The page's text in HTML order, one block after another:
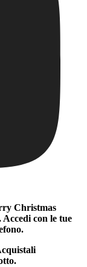
Christmas
Accedi con le tue